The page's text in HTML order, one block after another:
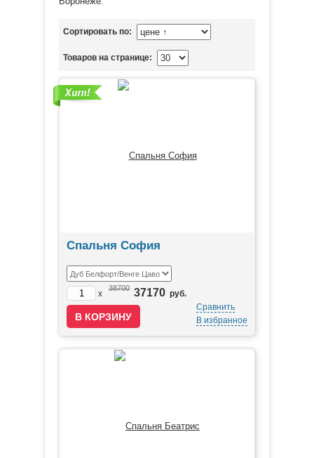
Сортировать по:
Товаров на странице:
Спальня София
x
38700 37170 руб.
Сравнить
В избранное